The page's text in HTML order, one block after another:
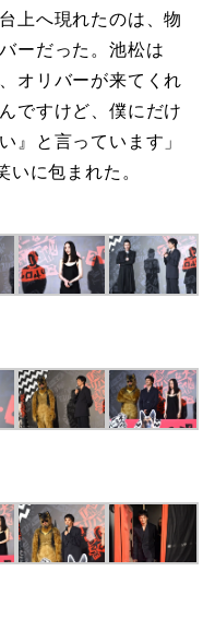
上へ現れたのは、物
ーだった。池松は
オリバーが来てくれ
ですけど、僕にだけ
』と言っています」
いに包まれた。